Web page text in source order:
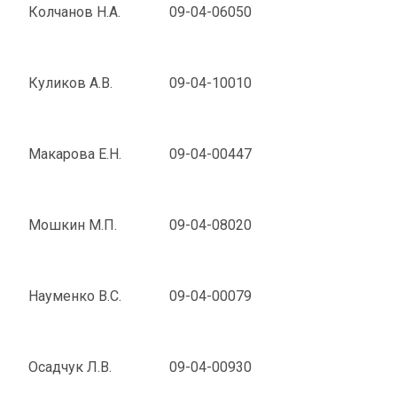
Колчанов Н.А. 09-04-06050
Куликов А.В. 09-04-10010
Макарова Е.Н. 09-04-00447
Мошкин М.П. 09-04-08020
Науменко В.С. 09-04-00079
Осадчук Л.В. 09-04-00930